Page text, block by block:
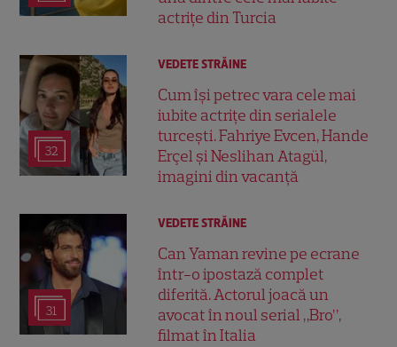
actrițe din Turcia
32
VEDETE STRĂINE
Cum își petrec vara cele mai
iubite actrițe din serialele
turcești. Fahriye Evcen, Hande
Erçel și Neslihan Atagül,
imagini din vacanță
31
VEDETE STRĂINE
Can Yaman revine pe ecrane
într-o ipostază complet
diferită. Actorul joacă un
avocat în noul serial „Bro”,
filmat în Italia